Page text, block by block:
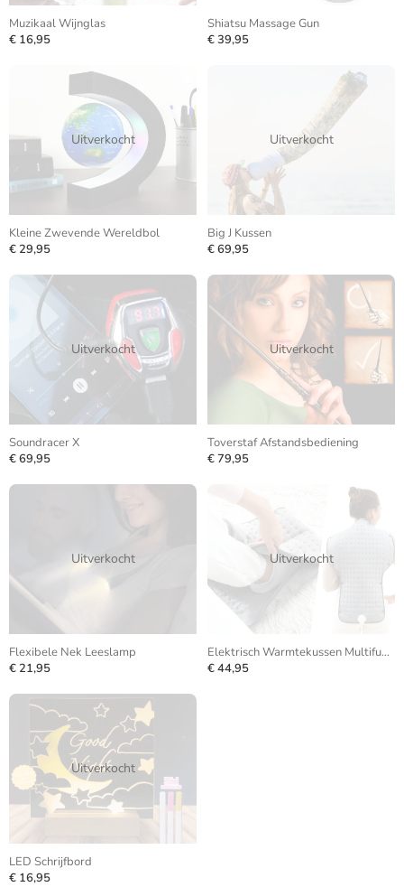
Muzikaal Wijnglas
€ 16,95
Shiatsu Massage Gun
€ 39,95
Uitverkocht
Kleine Zwevende Wereldbol
€ 29,95
Uitverkocht
Big J Kussen
€ 69,95
Uitverkocht
Soundracer X
€ 69,95
Uitverkocht
Toverstaf Afstandsbediening
€ 79,95
Uitverkocht
Flexibele Nek Leeslamp
€ 21,95
Uitverkocht
Elektrisch Warmtekussen Multifunctioneel
€ 44,95
Uitverkocht
LED Schrijfbord
€ 16,95